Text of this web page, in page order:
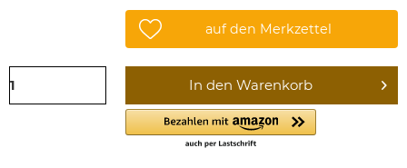
auf den Merkzettel
In den Warenkorb